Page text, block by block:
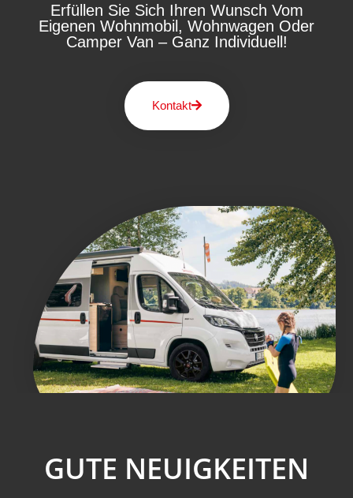
Erfüllen Sie Sich Ihren Wunsch Vom
Eigenen Wohnmobil, Wohnwagen Oder
Camper Van – Ganz Individuell!
Kontakt
GUTE NEUIGKEITEN